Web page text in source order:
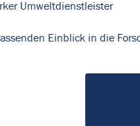
Umweltdienstleister
Einblick in die